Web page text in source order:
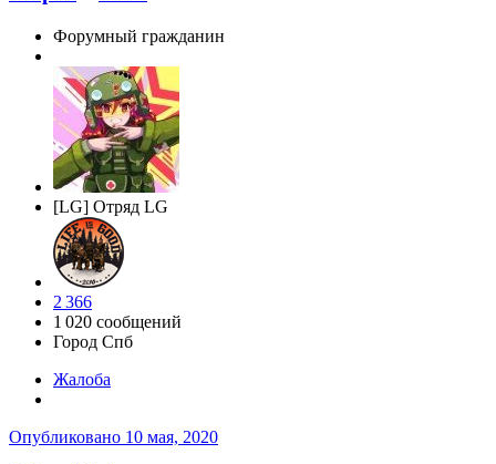
Форумный гражданин
[LG] Отряд LG
2 366
1 020 сообщений
Город Спб
Жалоба
Опубликовано 10 мая, 2020